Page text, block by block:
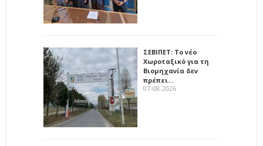
ΣΕΒΙΠΕΤ: Το νέο
Χωροταξικό για τη
Βιομηχανία δεν
πρέπει…
07-08-2026